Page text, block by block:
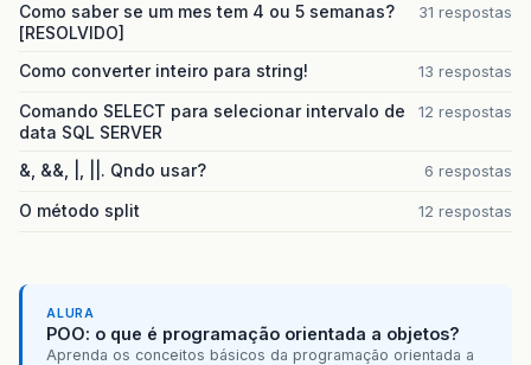
Como saber se um mes tem 4 ou 5 semanas?
[RESOLVIDO]
31 respostas
Como converter inteiro para string! 13 respostas
Comando SELECT para selecionar intervalo de
data SQL SERVER
12 respostas
&, &&, |, ||. Qndo usar? 6 respostas
O método split 12 respostas
ALURA
POO: o que é programação orientada a objetos?
Aprenda os conceitos básicos da programação orientada a